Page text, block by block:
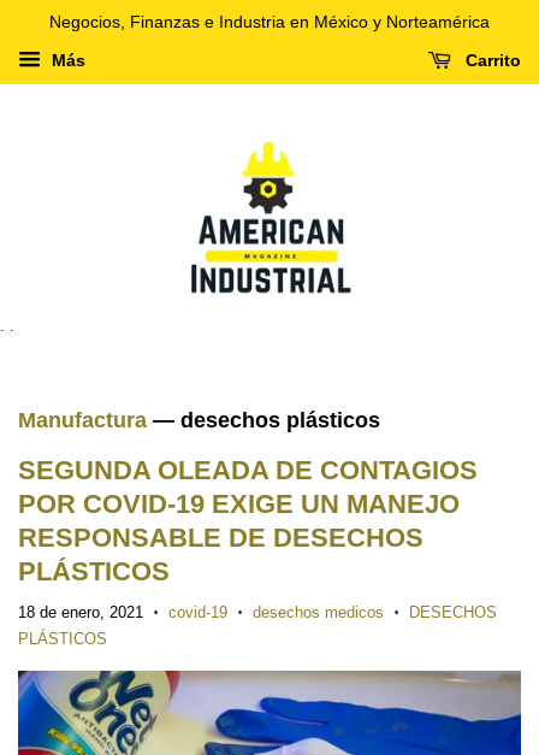
Negocios, Finanzas e Industria en México y Norteamérica
Más Carrito
. .
Manufactura — desechos plásticos
SEGUNDA OLEADA DE CONTAGIOS
POR COVID-19 EXIGE UN MANEJO
RESPONSABLE DE DESECHOS
PLÁSTICOS
18 de enero, 2021 • covid-19 • desechos medicos •
DESECHOS
PLÁSTICOS